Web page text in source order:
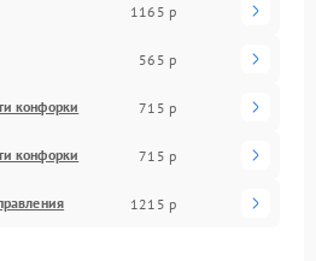
1165 р
565 р
конфорки 715 р
конфорки 715 р
1215 р